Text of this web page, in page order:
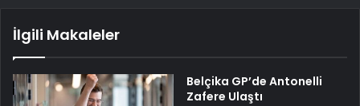
İlgili Makaleler
Belçika GP’de Antonelli
Zafere Ulaştı